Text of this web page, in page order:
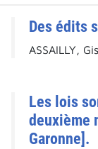
Des édits
ASSAILLY,
Les lois
deuxième
Garonne].